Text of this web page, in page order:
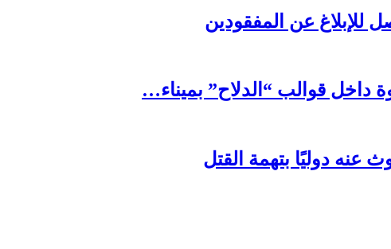
للإبلاغ عن المفقودين
دوليًا بتهمة القتل